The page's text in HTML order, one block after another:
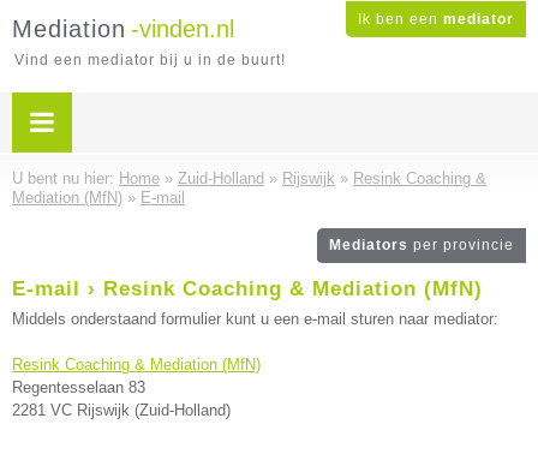
Ik ben een mediator
Mediation -vinden.nl
Vind een mediator bij u in de buurt!
U bent nu hier: Home » Zuid-Holland » Rijswijk » Resink Coaching &
Mediation (MfN) » E-mail
Mediators per provincie
E-mail › Resink Coaching & Mediation (MfN)
Middels onderstaand formulier kunt u een e-mail sturen naar mediator:
Resink Coaching & Mediation (MfN)
Regentesselaan 83
2281 VC Rijswijk (Zuid-Holland)